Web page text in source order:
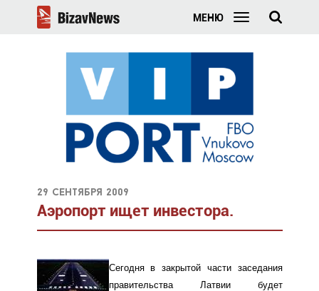
МЕНЮ
29 сентября 2009
Аэропорт ищет инвестора.
Сегодня в закрытой части заседания
правительства Латвии будет